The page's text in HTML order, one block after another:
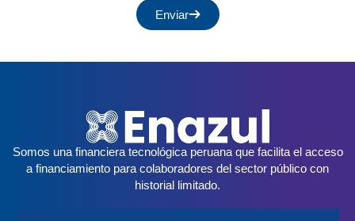
Enviar
Somos una financiera tecnológica peruana que facilita el acceso
a financiamiento para colaboradores del sector público con
historial limitado.